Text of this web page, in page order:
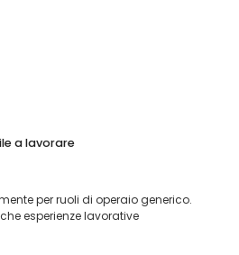
a lavorare
per ruoli di operaio generico.
esperienze lavorative